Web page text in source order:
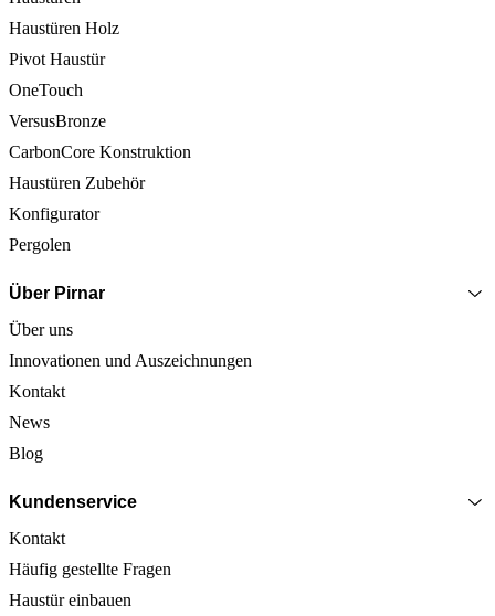
Haustüren Holz
Pivot Haustür
OneTouch
VersusBronze
CarbonCore Konstruktion
Haustüren Zubehör
Konfigurator
Pergolen
Über Pirnar
Über uns
Innovationen und Auszeichnungen
Kontakt
News
Blog
Kundenservice
Kontakt
Häufig gestellte Fragen
Haustür einbauen